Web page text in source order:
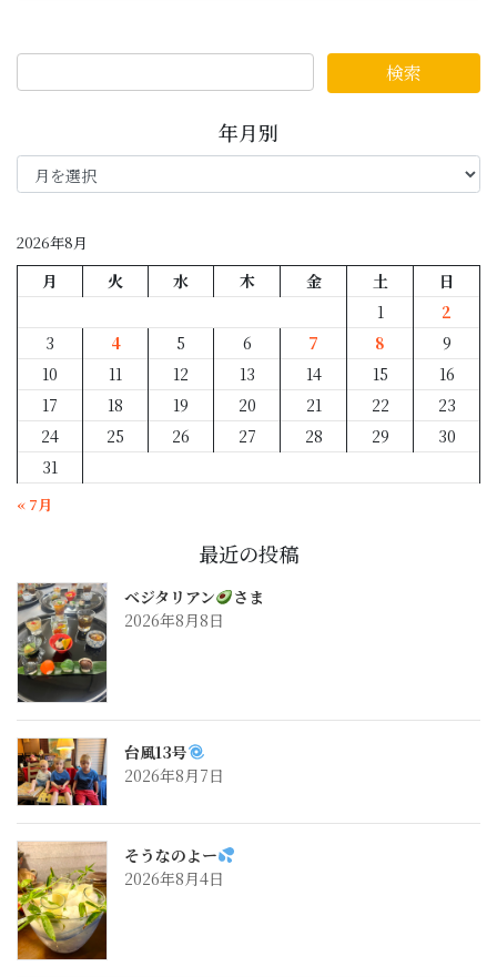
年月別
年
月
2026年8月
月 火 水 木 金 土
日
1
2
3
4 5 6 7 8
9
10
11 12 13 14 15
16
17
18 19 20 21 22
23
24
25 26 27 28 29
30
31
« 7月
最近の投稿
ベジタリアン
さま
2026年8月8日
台風13号
2026年8月7日
そうなのよー
2026年8月4日